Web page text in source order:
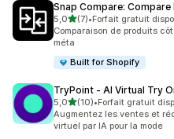
Snap Compare:
5,0étoile(s) sur 5
(7)
7 avis au total
•Forfait gratuit
Comparaison de produits
méta
Built for Shopify
TryPoint ‑ AI Virtual Try
5,0étoile(s) sur 5
(10)
10 avis au total
•Forfait gratuit
Augmentez les ventes et
virtuel par IA pour la mode